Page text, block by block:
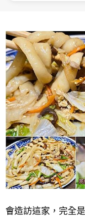
會造訪這家，完全